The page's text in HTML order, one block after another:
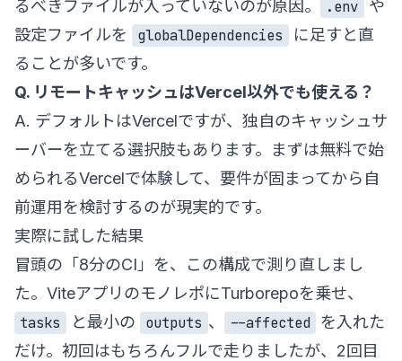
るべきファイルが入っていないのが原因。 .env
や
設定ファイルを
globalDependencies
に足すと直
ることが多いです。
Q. リモートキャッシュはVercel以外でも使える？
A. デフォルトはVercelですが、独自のキャッシュサ
ーバーを立てる選択肢もあります。まずは無料で始
められるVercelで体験して、要件が固まってから自
前運用を検討するのが現実的です。
実際に試した結果
冒頭の「8分のCI」を、この構成で測り直しまし
た。ViteアプリのモノレポにTurborepoを乗せ、
tasks
と最小の outputs 、 --affected
を入れた
だけ。初回はもちろんフルで走りましたが、2回目